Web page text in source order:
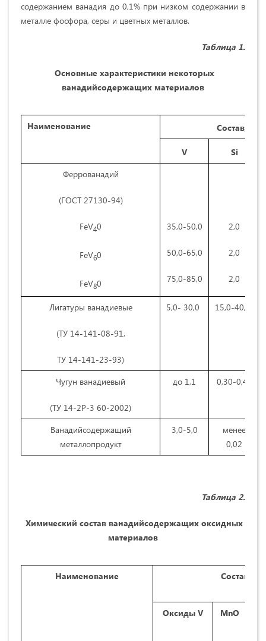
содержанием ванадия до 0,1% при низком со­держании в
металле фосфора, серы и цветных металлов.
Таблица 1.
Основные характеристики некоторых
ванадийсодержащих материалов
Наименование Состав, %
V
Si
Феррованадий
(ГОСТ 27130-94)
FeV40
FeV60
FeV80
35,0-50,0
50,0-65,0
75,0-85,0
2,0
2,0
2,0
Лигатуры ванадиевые
(ТУ 14-141-08-91,
ТУ 14-141-23-93)
5,0- 30,0 15,0-40,0
Чугун ванадиевый
(ТУ 14-2Р-3 60-2002)
до 1,1 0,30-0,40
Ванадийсодержащий
металлопродукт
3,0-5,0
менее
0,02
Таблица 2.
Химический состав ванадийсодержащих оксидных
материалов
Наименование Составы,
Оксиды V МnО